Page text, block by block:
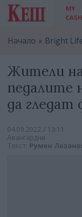
MY
CASH
Начало Bright
Жители
педалите
да гледат
04.09.2022 / 13:11
Авангардни
Текст: Румен